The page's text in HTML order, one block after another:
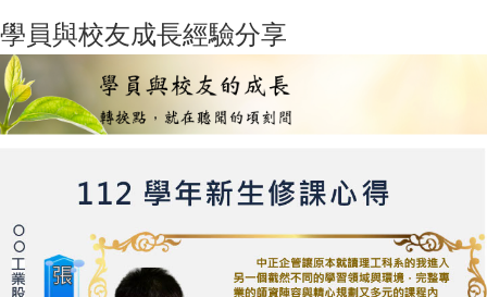
學員與校友成長經驗分享